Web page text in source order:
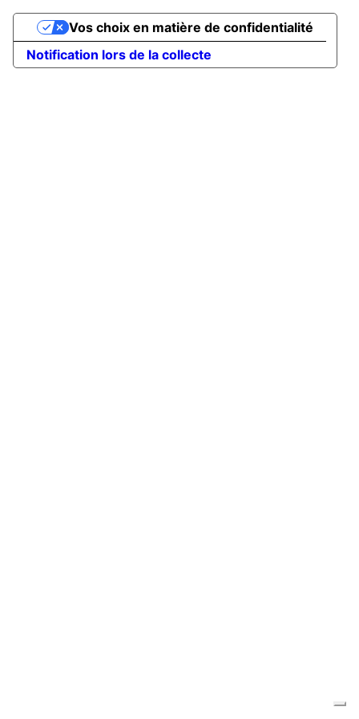
Notification lors de la collecte
Vos choix en matière de confidentialité